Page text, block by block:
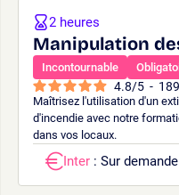
Manipulation
Incontournable
4.8/5 - 189
Maîtrisez l'utilisation d'un
d'incendie avec notre
dans vos locaux.
2 heures
Inter : Sur demande